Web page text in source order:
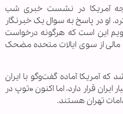
آمریکا در نشست خبری شب
او در پاسخ به سوال یک خبرنگار
این است که هرگونه درخواست
مالی از سوی ایالات متحده مضحک
آمریکا آماده گفت‌وگو با ایران
قرار دارد، اما اکنون «توپ در
تهران هستند.